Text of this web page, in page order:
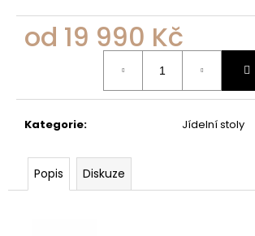
od 19 990 Kč
Kategorie: Jídelní stoly
Popis Diskuze